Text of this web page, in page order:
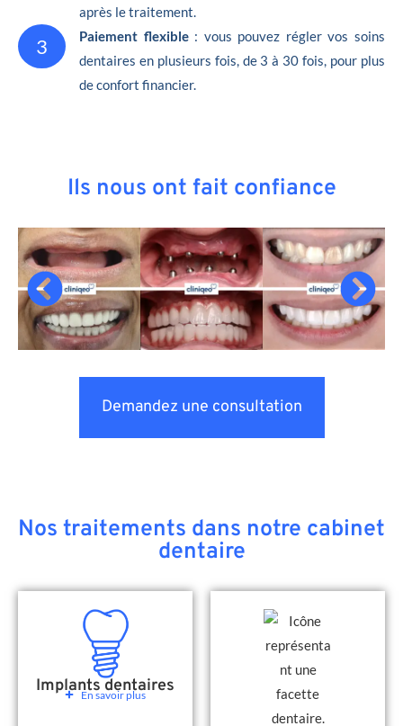
après le traitement.
3 Paiement flexible: vous pouvez régler vos soins
dentaires en plusieurs fois, de 3 à 30 fois, pour plus
de confort financier.
Ils nous ont fait confiance
Demandez une consultation
Nos traitements dans notre cabinet
dentaire
Implants dentaires
En savoir plus